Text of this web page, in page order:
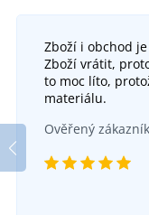
Zboží i obchod
Zboží vrátit,
to moc líto,
materiálu.
Ověřený